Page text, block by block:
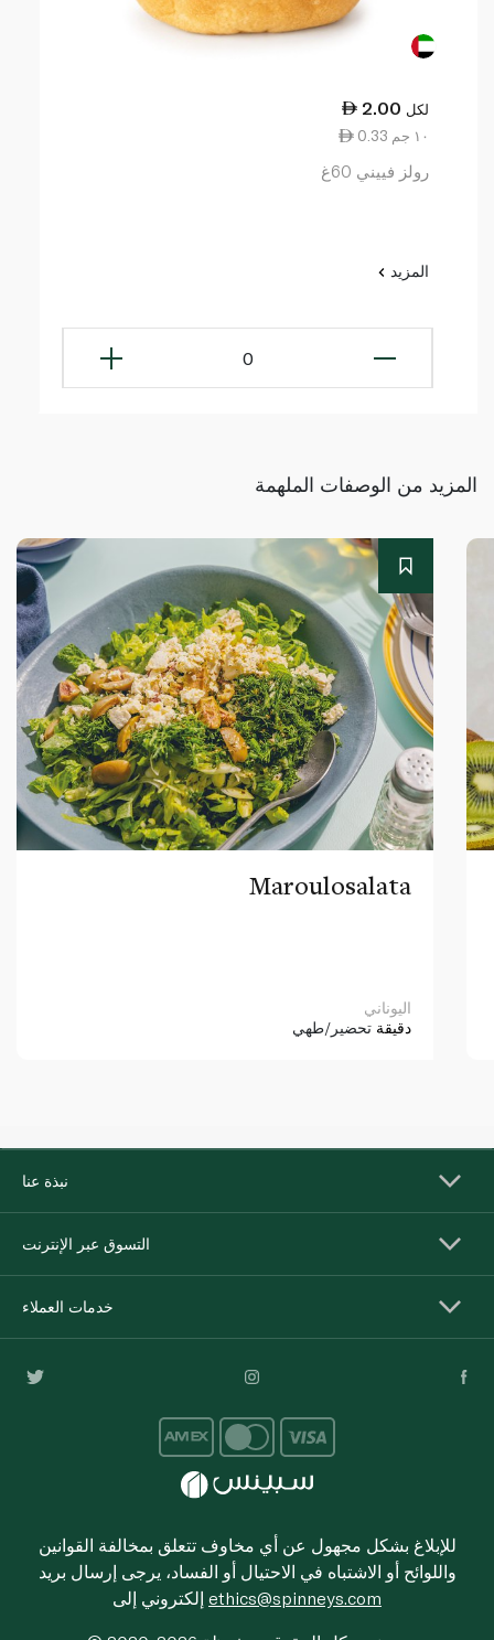
2.00 لكل
0.33 ١٠ جم
رولز فييني 60غ
المزيد
0
المزيد من الوصفات الملهمة
Maroulosalata
اليوناني
دقيقة تحضير/طهي
نبذة عنا
التسوق عبر الإنترنت
خدمات العملاء
للإبلاغ بشكل مجهول عن أي مخاوف تتعلق بمخالفة القوانين
واللوائح أو الاشتباه في الاحتيال أو الفساد، يرجى إرسال بريد
ethics@spinneys.com